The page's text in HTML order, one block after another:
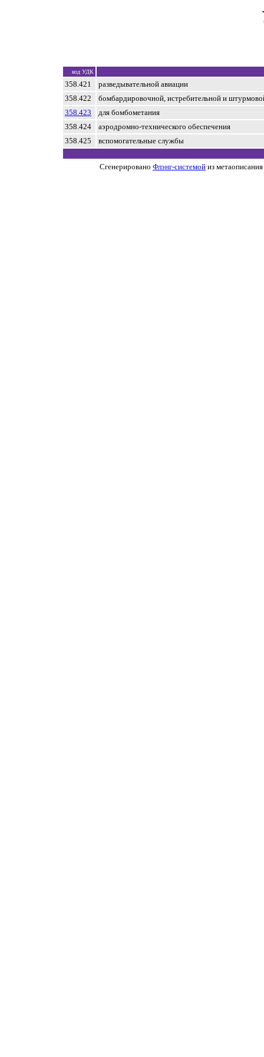
код УДК
358.421
разведывательной авиации
358.422
бомбардировочной, истребительной и
358.423
для бомбометания
358.424
аэродромно-технического обеспечения
358.425
вспомогательные службы
Сгенерировано Флэнг-системой из